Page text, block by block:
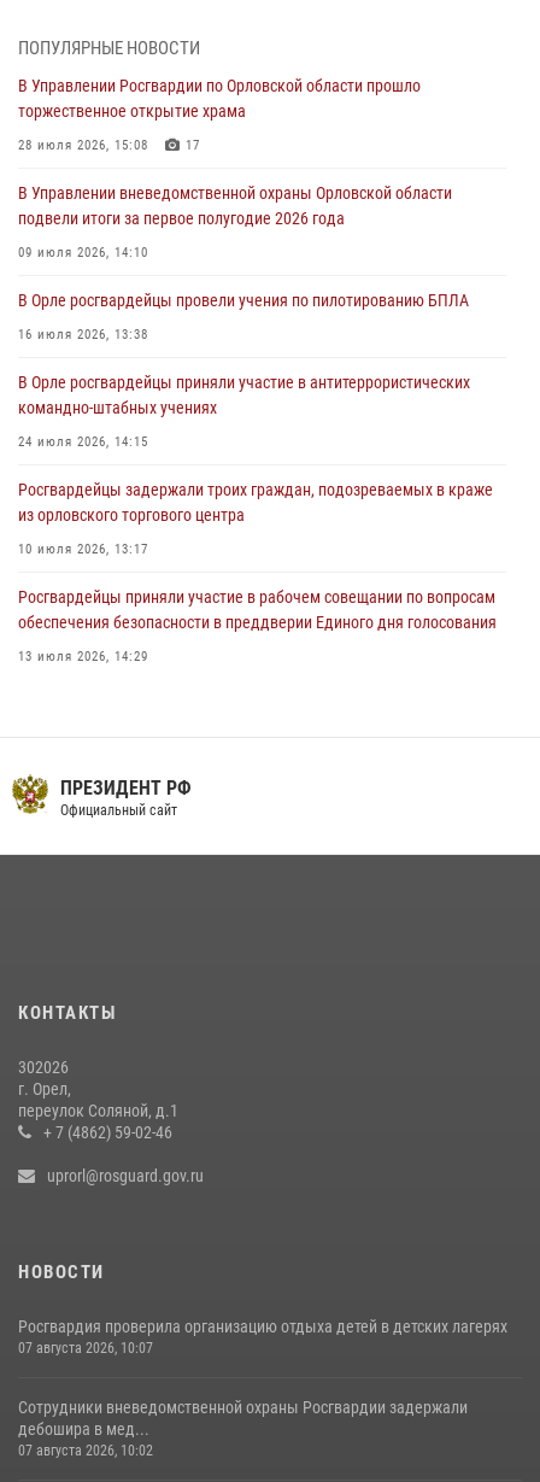
первое полугодие
05 августа 2026, 13:12
совершении противоправных действий
04 августа 2026, 14:21
04 августа 2026, 14:06
предоставлении госуслуг
03 августа 2026, 14:30
ПОПУЛЯРНЫЕ НОВОСТИ
В Управлении Росгвардии по Орловской области прошло
торжественное открытие храма
28 июля 2026, 15:08 17
В Управлении вневедомственной охраны Орловской области
подвели итоги за первое полугодие 2026 года
09 июля 2026, 14:10
В Орле росгвардейцы провели учения по пилотированию БПЛА
16 июля 2026, 13:38
В Орле росгвардейцы приняли участие в антитеррористических
командно-штабных учениях
24 июля 2026, 14:15
Росгвардейцы задержали троих граждан, подозреваемых в краже
из орловского торгового центра
10 июля 2026, 13:17
Росгвардейцы приняли участие в рабочем совещании по вопросам
обеспечения безопасности в преддверии Единого дня голосования
13 июля 2026, 14:29
16 июля 2026, 13:34
Сотрудники Росгвардии пресекли дебош в орловском кафе
30 июля 2026, 14:27
15 июля 2026, 14:49
ПРЕЗИДЕНТ РФ
Официальный сайт
КОНТАКТЫ
302026
г. Орел,
переулок Соляной, д.1
+ 7 (4862) 59-02-46
uprorl@rosguard.gov.ru
НОВОСТИ
Росгвардия проверила организацию отдыха детей в детских лагерях
07 августа 2026, 10:07
Сотрудники вневедомственной охраны Росгвардии задержали
дебошира в мед...
07 августа 2026, 10:02